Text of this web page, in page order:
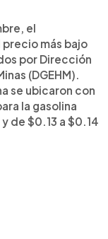
el
más bajo
por Dirección
(DGEHM).
se ubicaron con
la gasolina
de $0.13 a $0.14